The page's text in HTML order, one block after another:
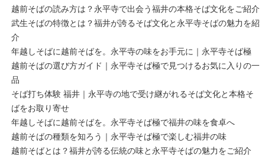
越前そばの読み方は？永平寺で出会う福井の本格そば文化をご紹介
武生そばの特徴とは？福井が誇るそば文化と永平寺そばの魅力を紹
介
年越しそばに越前そばを。永平寺の味をお手元に｜永平寺そば極
越前そばの選び方ガイド｜永平寺そば極で見つけるお気に入りの一
品
そば打ち体験 福井｜永平寺の地で受け継がれるそば文化と本格そ
ばをお取り寄せ
年越しそばに越前そばを。永平寺そば極で福井の味を食卓へ
越前そばの種類を知ろう｜永平寺そば極で楽しむ福井の味
越前そばとは？福井が誇る伝統の味と永平寺そばの魅力をご紹介